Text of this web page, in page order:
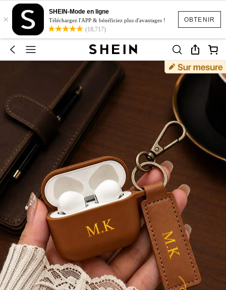
OBTENIR
×
SHEIN-Mode en ligne
Téléchargez l'APP & bénéficiez plus d'avantages !
(18,717)